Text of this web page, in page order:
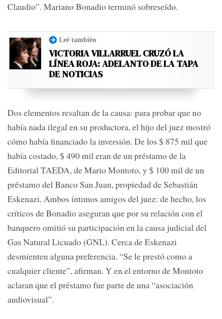
Claudio”. Mariano Bonadio terminó sobreseído.
Leé también
VICTORIA VILLARRUEL CRUZÓ LA
LÍNEA ROJA: ADELANTO DE LA TAPA
DE NOTICIAS
Dos elementos resaltan de la causa: para probar que no
había nada ilegal en su productora, el hijo del juez mostró
cómo había financiado la inversión. De los $ 875 mil que
había costado, $ 490 mil eran de un préstamo de la
Editorial TAEDA, de Mario Montoto, y $ 100 mil de un
préstamo del Banco San Juan, propiedad de Sebastián
Eskenazi. Ambos íntimos amigos del juez: de hecho, los
críticos de Bonadio aseguran que por su relación con el
banquero omitió su participación en la causa judicial del
Gas Natural Licuado (GNL). Cerca de Eskenazi
desmienten alguna preferencia. “Se le prestó como a
cualquier cliente”, afirman. Y en el entorno de Montoto
aclaran que el préstamo fue parte de una “asociación
audiovisual”.